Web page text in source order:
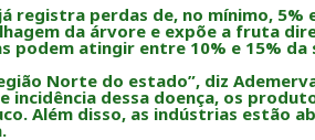
registra perdas de, no mínimo, 5%
da árvore e expõe a fruta
podem atingir entre 10% e 15%
Norte do estado”, diz
dessa doença, os
Além disso, as indústrias estão